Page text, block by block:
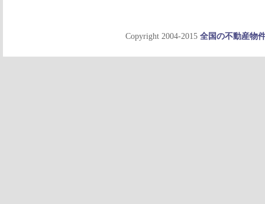
Copyright 2004-2015 全国の不動産物